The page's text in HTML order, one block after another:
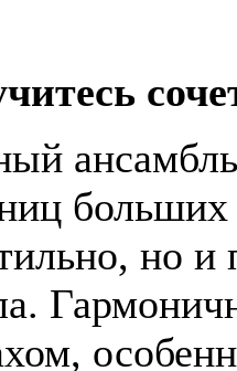
но